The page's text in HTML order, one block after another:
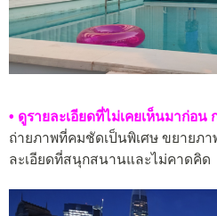
• ดูรายละเอียดที่ไม่เคยเห็นมาก่อน
ถ่ายภาพที่คมชัดเป็นพิเศษ ขยายภ
ละเอียดที่สนุกสนานและไม่คาดคิด